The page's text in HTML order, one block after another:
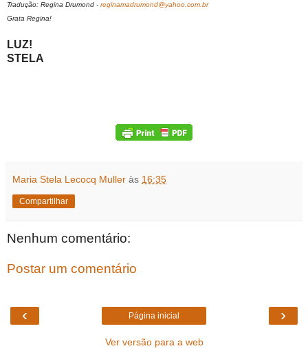
Tradução: Regina Drumond - reginamadrumond@yahoo.com.br
Grata Regina!
LUZ!
STELA
Maria Stela Lecocq Muller às 16:35
Compartilhar
Nenhum comentário:
Postar um comentário
‹ ›
Página inicial
Ver versão para a web